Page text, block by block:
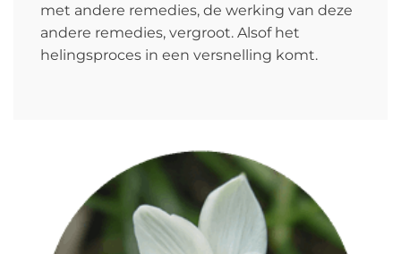
met andere remedies, de werking van deze
andere remedies, vergroot. Alsof het
helingsproces in een versnelling komt.